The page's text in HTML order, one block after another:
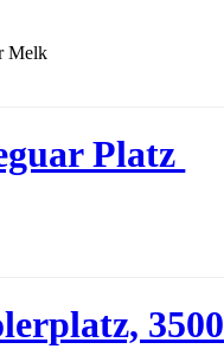
Melk
Platz
3500